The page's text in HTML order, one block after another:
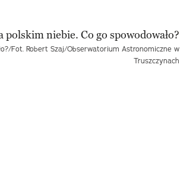
Fot. Robert Szaj/Obserwatorium Astronomiczne w
Truszczynach